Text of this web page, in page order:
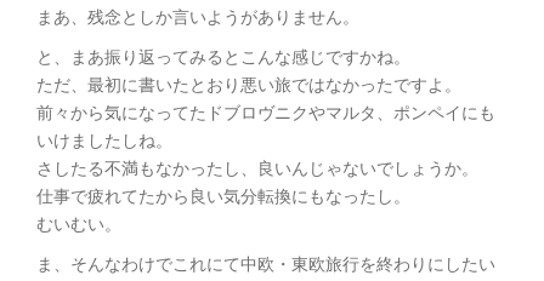
まあ、残念としか言いようがありません。
と、まあ振り返ってみるとこんな感じですかね。
ただ、最初に書いたとおり悪い旅ではなかったですよ。
前々から気になってたドブロヴニクやマルタ、ポンペイにも
いけましたしね。
さしたる不満もなかったし、良いんじゃないでしょうか。
仕事で疲れてたから良い気分転換にもなったし。
むいむい。
ま、そんなわけでこれにて中欧・東欧旅行を終わりにしたい